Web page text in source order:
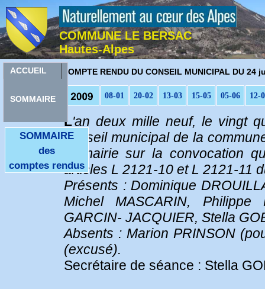
COMMUNE LE BERSAC
Hautes-Alpes
ACCUEIL
SOMMAIRE
OMPTE RENDU DU CONSEIL MUNICIPAL DU 24
SOMMAIRE
des
comptes rendus
08-01 20-02 13-03 15-05 05-06 12-
L'an deux mille neuf, le vingt
conseil municipal de la
la mairie sur la convocation
articles L 2121-10 et L 2121-11
Présents : Dominique
Michel MASCARIN, Philippe
GARCIN- JACQUIER, Stella
Absents : Marion PRINSON
(excusé).
Secrétaire de séance : Stella